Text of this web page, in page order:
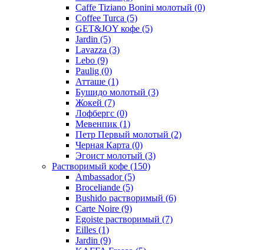
Caffe Tiziano Bonini молотый (0)
Coffee Turca (5)
GET&JOY кофе (5)
Jardin (5)
Lavazza (3)
Lebo (9)
Paulig (0)
Атташе (1)
Бушидо молотый (3)
Жокей (7)
Лофбергс (0)
Мевенпик (1)
Петр Первый молотый (2)
Черная Карта (0)
Эгоист молотый (3)
Растворимый кофе (150)
Ambassador(5)
Broceliande (5)
Bushido растворимый (6)
Carte Noire (9)
Egoiste растворимый (7)
Eilles (1)
Jardin (9)